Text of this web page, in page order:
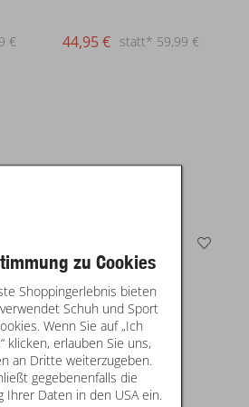
€ statt* 59,99 €
44,95 €
zu Cookies
Shoppingerlebnis bieten
Schuh und Sport
Wenn Sie auf „Ich
klicken, erlauben Sie uns,
an Dritte weiterzugeben.
gegebenenfalls die
Ihrer Daten in den USA ein.